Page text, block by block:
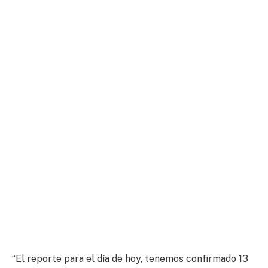
“El reporte para el día de hoy, tenemos confirmado 13